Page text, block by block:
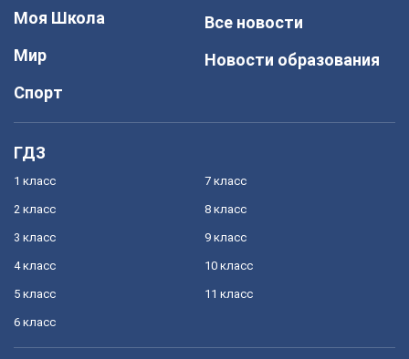
Моя Школа
Мир
Спорт
Все новости
Новости образования
ГДЗ
1 класс
2 класс
3 класс
4 класс
5 класс
6 класс
7 класс
8 класс
9 класс
10 класс
11 класс